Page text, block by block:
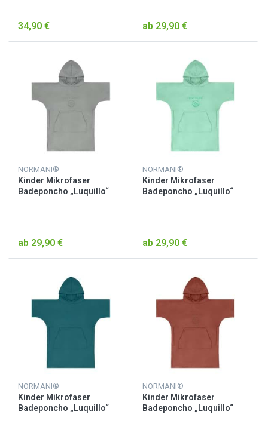
34,90 € ab 29,90 €
NORMANI®
Kinder Mikrofaser
Badeponcho „Luquillo“
ab 29,90 €
NORMANI®
Kinder Mikrofaser
Badeponcho „Luquillo“
ab 29,90 €
NORMANI®
Kinder Mikrofaser
Badeponcho „Luquillo“
NORMANI®
Kinder Mikrofaser
Badeponcho „Luquillo“